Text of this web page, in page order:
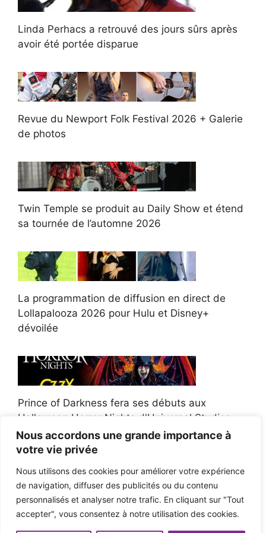
Nous accordons une grande importance à
votre vie privée
Nous utilisons des cookies pour améliorer votre expérience
de navigation, diffuser des publicités ou du contenu
personnalisés et analyser notre trafic. En cliquant sur "Tout
accepter", vous consentez à notre utilisation des cookies.
Linda Perhacs a retrouvé des jours sûrs après
avoir été portée disparue
Revue du Newport Folk Festival 2026 + Galerie
de photos
Twin Temple se produit au Daily Show et étend
sa tournée de l’automne 2026
La programmation de diffusion en direct de
Lollapalooza 2026 pour Hulu et Disney+
dévoilée
Prince of Darkness fera ses débuts aux
Halloween Horror Nights d'Universal Studios
Afroman poursuit un policier de l'Ohio après la
victoire du jury en diffamation